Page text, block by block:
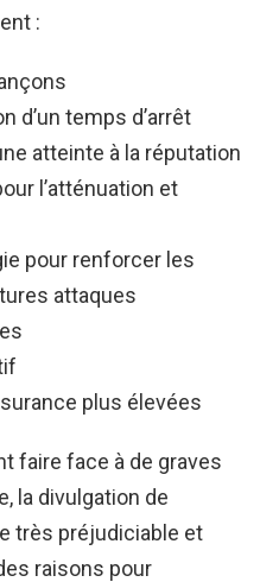
:
d’un temps d’arrêt
atteinte à la réputation
l’atténuation et
pour renforcer les
attaques
plus élevées
faire face à de graves
la divulgation de
très préjudiciable et
raisons pour